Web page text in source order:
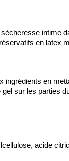
intime
en latex
ingrédients en
sur les parties
acide